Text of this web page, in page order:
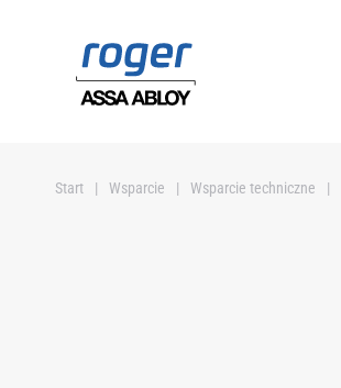
Przejdź do głównej treści
Start Wsparcie Wsparcie techniczne